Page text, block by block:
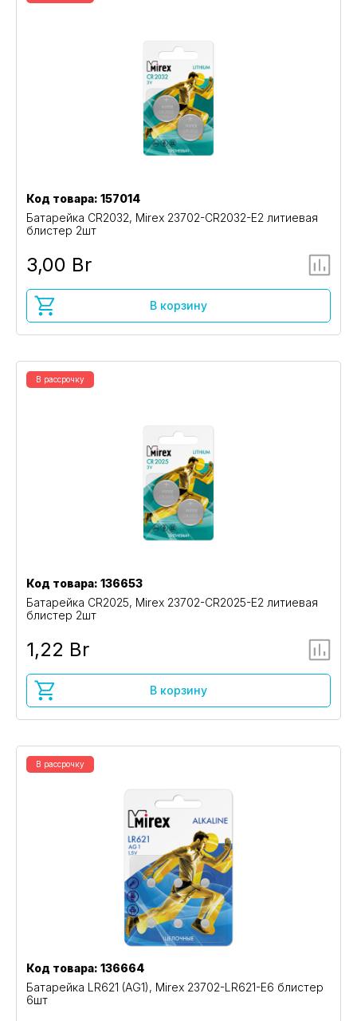
Код товара: 157014
Батарейка CR2032, Mirex 23702-CR2032-E2 литиевая
блистер 2шт
3,00 Br
В корзину
В рассрочку
Код товара: 136653
Батарейка CR2025, Mirex 23702-CR2025-E2 литиевая
блистер 2шт
1,22 Br
В корзину
В рассрочку
Код товара: 136664
Батарейка LR621 (AG1), Mirex 23702-LR621-E6 блистер
6шт